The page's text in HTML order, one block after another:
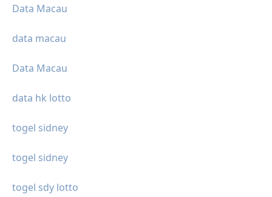
Data Macau
data macau
Data Macau
data hk lotto
togel sidney
togel sidney
togel sdy lotto